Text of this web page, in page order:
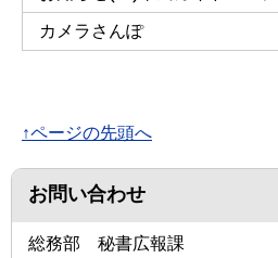
カメラさんぽ
↑ページの先頭へ
お問い合わせ
総務部 秘書広報課